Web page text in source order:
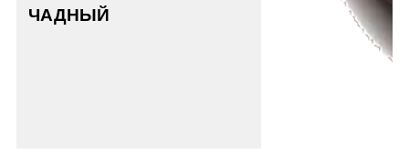
ЧАДНЫЙ